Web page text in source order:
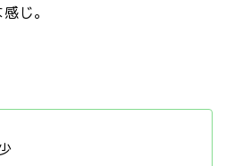
じ。